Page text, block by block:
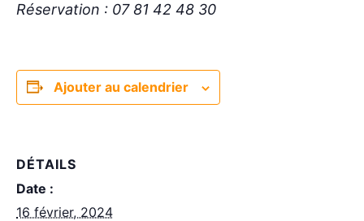
Réservation : 07 81 42 48 30
Ajouter au calendrier
DÉTAILS
Date :
16 février, 2024